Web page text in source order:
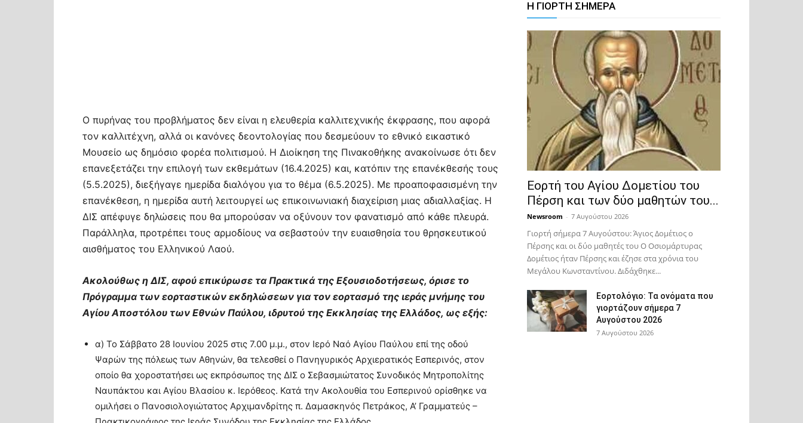
Ο πυρήνας του προβλήματος δεν είναι η ελευθερία καλλιτεχνικής έκφρασης, που αφορά
τον καλλιτέχνη, αλλά οι κανόνες δεοντολογίας που δεσμεύουν το εθνικό εικαστικό
Μουσείο ως δημόσιο φορέα πολιτισμού. Η Διοίκηση της Πινακοθήκης ανακοίνωσε ότι δεν
επανεξετάζει την επιλογή των εκθεμάτων (16.4.2025) και, κατόπιν της επανέκθεσής τους
(5.5.2025), διεξήγαγε ημερίδα διαλόγου για το θέμα (6.5.2025). Με προαποφασισμένη την
επανέκθεση, η ημερίδα αυτή λειτουργεί ως επικοινωνιακή διαχείριση μιας αδιαλλαξίας. Η
ΔΙΣ απέφυγε δηλώσεις που θα μπορούσαν να οξύνουν τον φανατισμό από κάθε πλευρά.
Παράλληλα, προτρέπει τους αρμοδίους να σεβαστούν την ευαισθησία του θρησκευτικού
αισθήματος του Ελληνικού Λαού.
Ακολούθως η ΔΙΣ, αφού επικύρωσε τα Πρακτικά της Εξουσιοδοτήσεως, όρισε το
Πρόγραμμα των εορταστικών εκδηλώσεων για τον εορτασμό της ιεράς μνήμης του
Αγίου Αποστόλου των Εθνών Παύλου, ιδρυτού της Εκκλησίας της Ελλάδος, ως εξής:
α) Το Σάββατο 28 Ιουνίου 2025 στις 7.00 μ.μ., στον Ιερό Ναό Αγίου Παύλου επί της οδού
Ψαρών της πόλεως των Αθηνών, θα τελεσθεί ο Πανηγυρικός Αρχιερατικός Εσπερινός, στον
οποίο θα χοροστατήσει ως εκπρόσωπος της ΔΙΣ ο Σεβασμιώτατος Συνοδικός Μητροπολίτης
Ναυπάκτου και Αγίου Βλασίου κ. Ιερόθεος. Κατά την Ακολουθία του Εσπερινού ορίσθηκε να
ομιλήσει ο Πανοσιολογιώτατος Αρχιμανδρίτης π. Δαμασκηνός Πετράκος, Α’ Γραμματεύς –
Η ΓΙΟΡΤΗ ΣΗΜΕΡΑ
Εορτή του Αγίου Δομετίου του
Πέρση και των δύο μαθητών του...
Newsroom - 7 Αυγούστου 2026
Γιορτή σήμερα 7 Αυγούστου: Άγιος Δομέτιος ο
Πέρσης και οι δύο μαθητές του Ο Oσιομάρτυρας
Δομέτιος ήταν Πέρσης και έζησε στα χρόνια του
Μεγάλου Κωνσταντίνου. Διδάχθηκε...
Εορτολόγιο: Τα ονόματα που
γιορτάζουν σήμερα 7
Αυγούστου 2026
7 Αυγούστου 2026